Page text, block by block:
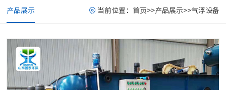
产品展示 当前位置： 首页>>产品展示>>气浮设备